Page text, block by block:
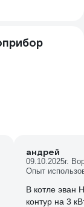
андрей
09.10.2025г.
Опыт
В котле эван
контур на 3